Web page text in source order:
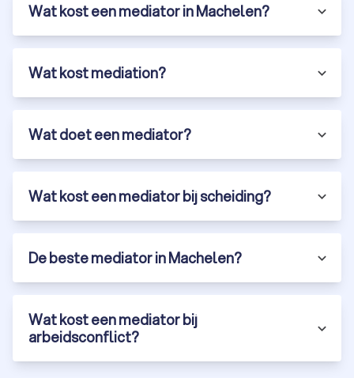
Wat kost een mediator in Machelen?
Wat kost mediation?
Wat doet een mediator?
Wat kost een mediator bij scheiding?
De beste mediator in Machelen?
Wat kost een mediator bij
arbeidsconflict?